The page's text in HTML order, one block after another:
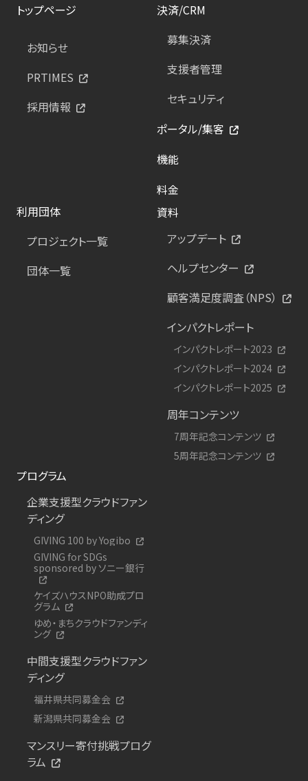
トップページ
お知らせ
PRTIMES
採用情報
決済/CRM
募集決済
支援者管理
セキュリティ
ポータル/集客
機能
料金
利用団体
プロジェクト一覧
団体一覧
資料
アップデート
ヘルプセンター
顧客満足度調査（NPS）
インパクトレポート
インパクトレポート2023
インパクトレポート2024
インパクトレポート2025
周年コンテンツ
7周年記念コンテンツ
5周年記念コンテンツ
プログラム
企業支援型クラウドファン
ディング
GIVING 100 by Yogibo
GIVING for SDGs
sponsored by ソニー銀行
ケイズハウスNPO助成プロ
グラム
ゆめ・まちクラウドファンディ
ング
中間支援型クラウドファン
ディング
福井県共同募金会
新潟県共同募金会
マンスリー寄付挑戦プログ
ラム